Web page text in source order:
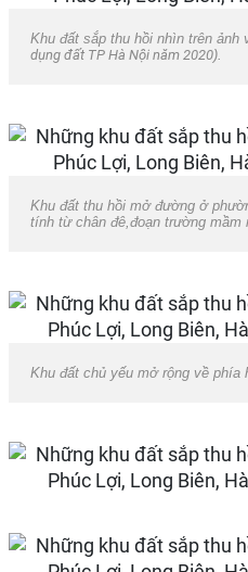
Khu đất sắp thu hồi nhìn trên ảnh
dụng đất TP Hà Nội năm 2020).
Khu đất thu hồi mở đường ở
tính từ chân đê,đoạn trường mầm
Khu đất chủ yếu mở rộng về phía